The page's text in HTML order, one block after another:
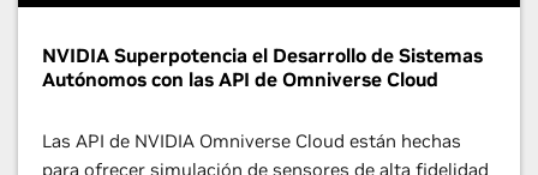
NVIDIA Superpotencia el Desarrollo de Sistemas
Autónomos con las API de Omniverse Cloud
Las API de NVIDIA Omniverse Cloud están hechas
para ofrecer simulación de sensores de alta fidelidad